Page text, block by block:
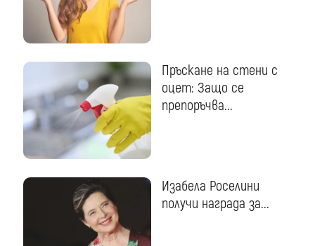
Пръскане на стени с
оцет: Защо се
препоръчва...
Изабела Роселини
получи награда за...